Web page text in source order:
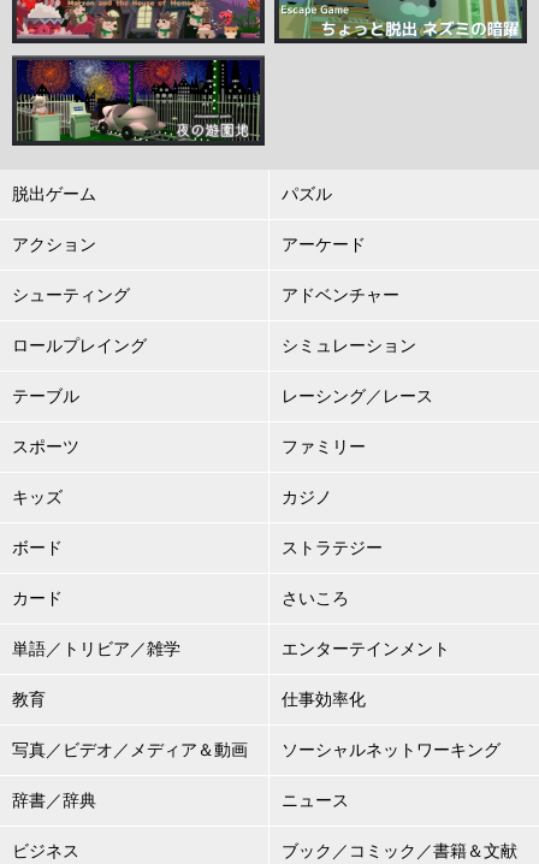
脱出ゲーム パズル
アクション アーケード
シューティング アドベンチャー
ロールプレイング シミュレーション
テーブル レーシング／レース
スポーツ ファミリー
キッズ カジノ
ボード ストラテジー
カード さいころ
単語／トリビア／雑学 エンターテインメント
教育 仕事効率化
写真／ビデオ／メディア＆動画 ソーシャルネットワーキング
辞書／辞典 ニュース
ビジネス ブック／コミック／書籍＆文献